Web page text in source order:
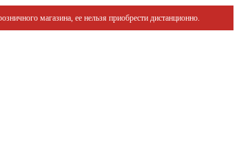
магазина, ее нельзя приобрести дистанционно.